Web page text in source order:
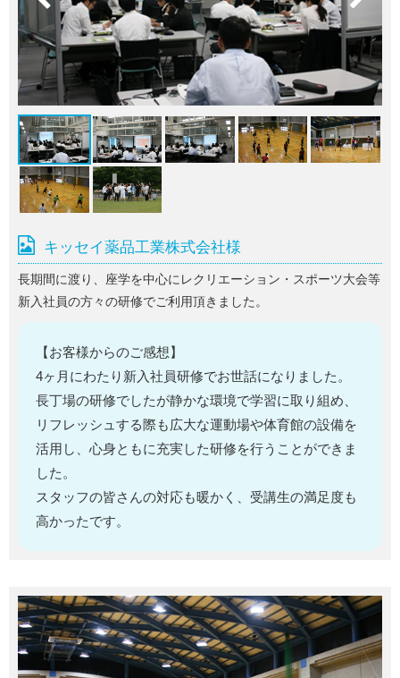
キッセイ薬品工業株式会社様
長期間に渡り、座学を中心にレクリエーション・スポーツ大会等
新入社員の方々の研修でご利用頂きました。
【お客様からのご感想】
4ヶ月にわたり新入社員研修でお世話になりました。
長丁場の研修でしたが静かな環境で学習に取り組め、
リフレッシュする際も広大な運動場や体育館の設備を
活用し、心身ともに充実した研修を行うことができま
した。
スタッフの皆さんの対応も暖かく、受講生の満足度も
高かったです。